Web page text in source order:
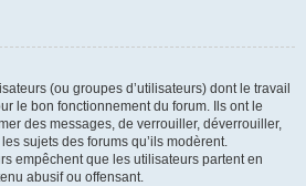
(ou groupes d’utilisateurs) dont le travail
le bon fonctionnement du forum. Ils ont le
des messages, de verrouiller, déverrouiller,
sujets des forums qu’ils modèrent.
empêchent que les utilisateurs partent en
abusif ou offensant.